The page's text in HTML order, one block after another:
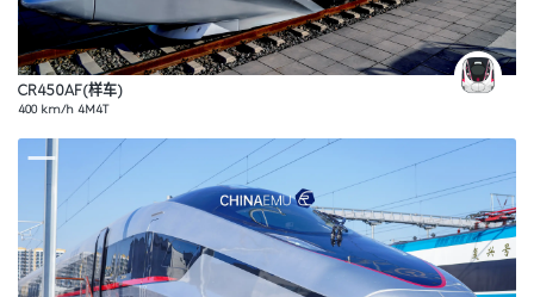
CR450AF(样车)
400 km/h 4M4T